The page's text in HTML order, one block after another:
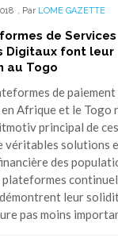
, Par LOME GAZETTE
de Services
Digitaux font leur
au Togo
de paiement
Afrique et le Togo
principal de
véritables solutions
des
plateformes
leur
pas moins